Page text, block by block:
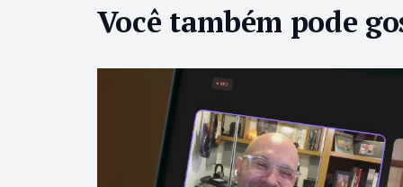
Você também pode